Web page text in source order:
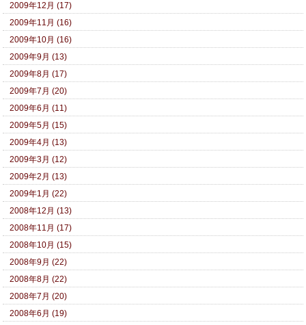
2009年12月 (17)
2009年11月 (16)
2009年10月 (16)
2009年9月 (13)
2009年8月 (17)
2009年7月 (20)
2009年6月 (11)
2009年5月 (15)
2009年4月 (13)
2009年3月 (12)
2009年2月 (13)
2009年1月 (22)
2008年12月 (13)
2008年11月 (17)
2008年10月 (15)
2008年9月 (22)
2008年8月 (22)
2008年7月 (20)
2008年6月 (19)